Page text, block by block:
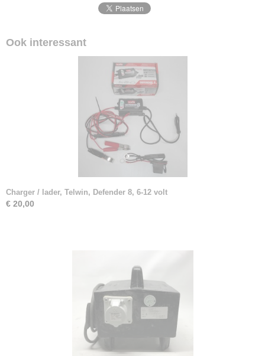
Ook interessant
Charger / lader, Telwin, Defender 8, 6-12 volt
€ 20,00